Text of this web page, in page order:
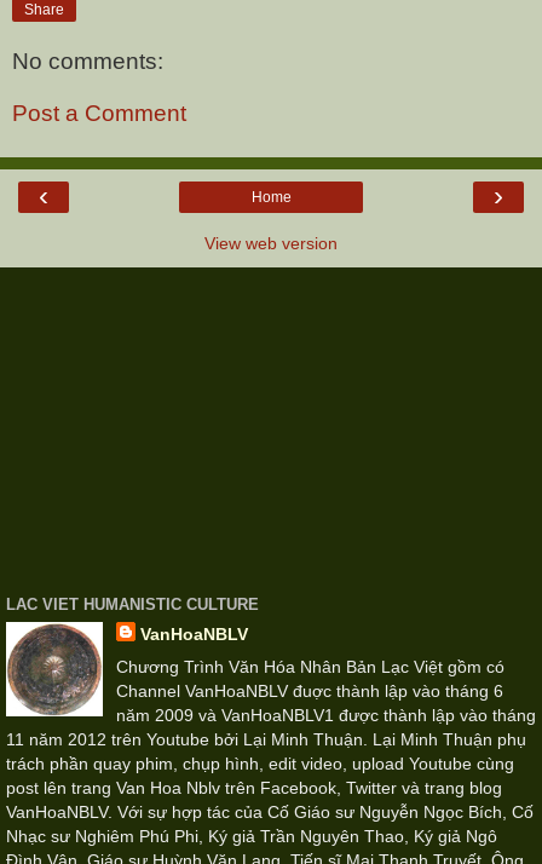
Share
No comments:
Post a Comment
‹ ›
Home
View web version
LAC VIET HUMANISTIC CULTURE
VanHoaNBLV
Chương Trình Văn Hóa Nhân Bản Lạc Việt gồm có
Channel VanHoaNBLV đuợc thành lập vào tháng 6
năm 2009 và VanHoaNBLV1 được thành lập vào tháng
11 năm 2012 trên Youtube bởi Lại Minh Thuận. Lại Minh Thuận phụ
trách phần quay phim, chụp hình, edit video, upload Youtube cùng
post lên trang Van Hoa Nblv trên Facebook, Twitter và trang blog
VanHoaNBLV. Với sự hợp tác của Cố Giáo sư Nguyễn Ngọc Bích, Cố
Nhạc sư Nghiêm Phú Phi, Ký giả Trần Nguyên Thao, Ký giả Ngô